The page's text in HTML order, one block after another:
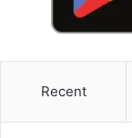
Recent